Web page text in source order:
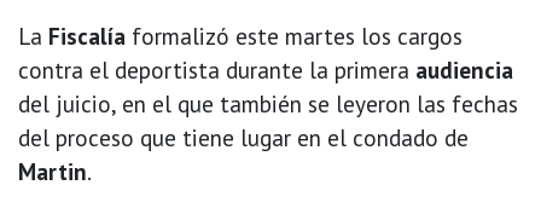
La Fiscalía formalizó este martes los cargos
contra el deportista durante la primera audiencia
del juicio, en el que también se leyeron las fechas
del proceso que tiene lugar en el condado de
Martin.